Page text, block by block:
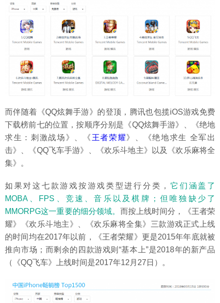
而伴随着《QQ炫舞手游》的登顶，腾讯也包揽iOS游戏免费
下载榜前七的位置，按顺序分别是《QQ炫舞手游》、《绝地
求生：刺激战场》、《 王者荣耀》、《绝地求生 全军出
击》、《QQ飞车手游》、《欢乐斗地主》以及《欢乐麻将全
集》。
如果对这七款游戏按游戏类型进行分类，它们涵盖了
MOBA、FPS、竞速、音乐以及棋牌；但唯独缺少了
MMORPG这一重要的细分领域。 而按上线时间分，《王者荣
耀》《欢乐斗地主》、《欢乐麻将全集》三款游戏正式上线
的时间均在2017年以前，《王者荣耀》更是2015年年底就被
推向市场；而剩余的四款游戏则“基本上”是2018年的新产品
（《QQ飞车》上线时间是2017年12月27日）。